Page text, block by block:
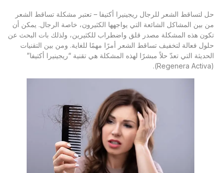
حل لتساقط الشعر للرجال ريجينيرا أكتيفا – تعتبر مشكلة تساقط الشعر
من بين المشاكل الشائعة التي يواجهها الكثيرون، خاصة الرجال. يمكن أن
تكون هذه المشكلة مصدر قلق واضطراب للكثيرين، ولذلك بات البحث عن
حلول فعالة لتخفيف تساقط الشعر أمرًا مهمًا للغاية. ومن بين التقنيات
الحديثة التي تعدّ حلاً مبشرًا لهذه المشكلة هي تقنية “ريجينيرا أكتيفا”
(Regenera Activa).